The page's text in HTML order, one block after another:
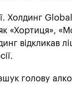
Холдинг
«Хортиця»,
відкликав
голову